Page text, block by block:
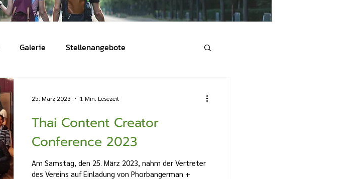
Galerie Stellenangebote
Thai Content Creator
Conference 2023
Am Samstag, den 25. März 2023, nahm der Vertreter
des Vereins auf Einladung von Phorbangerman +
25. März 2023 1 Min. Lesezeit